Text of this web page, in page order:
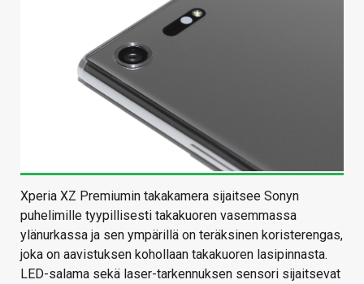
Xperia XZ Premiumin takakamera sijaitsee Sonyn
puhelimille tyypillisesti takakuoren vasemmassa
ylänurkassa ja sen ympärillä on teräksinen koristerengas,
joka on aavistuksen kohollaan takakuoren lasipinnasta.
LED-salama sekä laser-tarkennuksen sensori sijaitsevat